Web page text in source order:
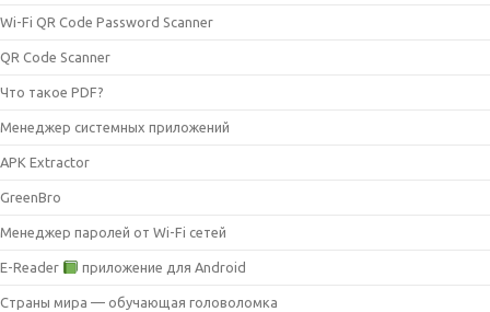
Wi-Fi QR Code Password Scanner
QR Code Scanner
Что такое PDF?
Менеджер системных приложений
APK Extractor
GreenBro
Менеджер паролей от Wi-Fi сетей
E-Reader приложение для Android
Страны мира — обучающая головоломка